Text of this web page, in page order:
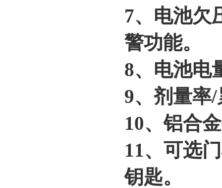
7、电池欠
警功能。
8、电池电
9、剂量率
10、铝合
11、可选
钥匙。